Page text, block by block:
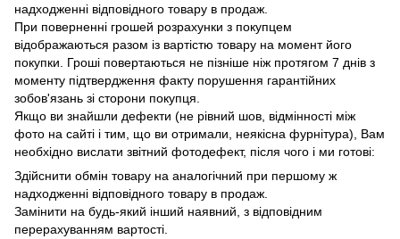
надходженні відповідного товару в продаж.
При поверненні грошей розрахунки з покупцем
відображаються разом із вартістю товару на момент його
покупки. Гроші повертаються не пізніше ніж протягом 7 днів з
моменту підтвердження факту порушення гарантійних
зобов'язань зі сторони покупця.
Якщо ви знайшли дефекти (не рівний шов, відмінності між
фото на сайті і тим, що ви отримали, неякісна фурнітура), Вам
необхідно вислати звітний фотодефект, після чого і ми готові:
Здійснити обмін товару на аналогічний при першому ж
надходженні відповідного товару в продаж.
Замінити на будь-який інший наявний, з відповідним
перерахуванням вартості.